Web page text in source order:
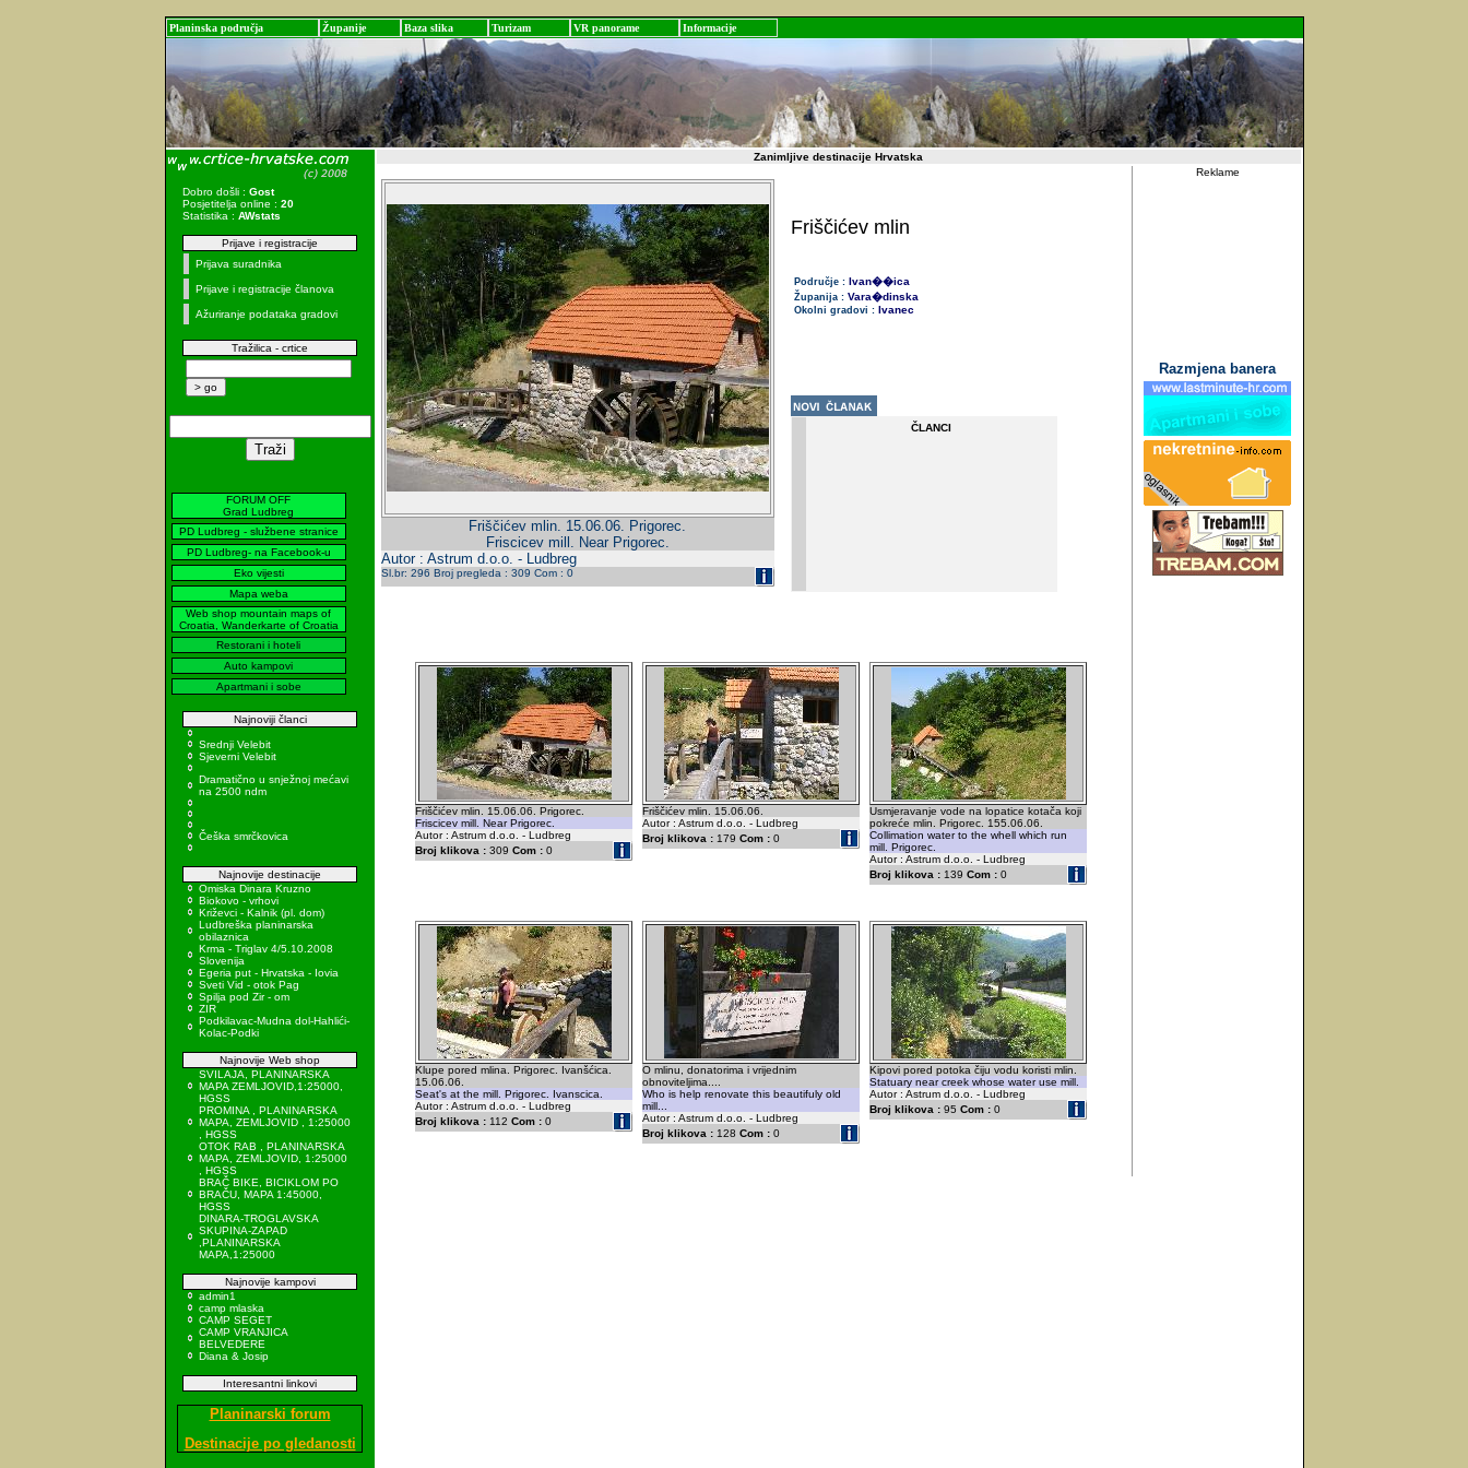
Planinska područja Županije Baza slika Turizam VR panorame Informacije
Dobro došli : Gost
Posjetitelja online : 20
Statistika : AWstats
Prijave i registracije
Prijava suradnika
Prijave i registracije članova
Ažuriranje podataka gradovi
Tražilica - crtice
FORUM OFF
Grad Ludbreg
PD Ludbreg - službene stranice
PD Ludbreg- na Facebook-u
Eko vijesti
Mapa weba
Web shop mountain maps of
Croatia, Wanderkarte of Croatia
Restorani i hoteli
Auto kampovi
Apartmani i sobe
Najnoviji članci
Srednji Velebit
Sjeverni Velebit
Dramatično u snježnoj mećavi
na 2500 ndm
Češka smrčkovica
Najnovije destinacije
Omiska Dinara Kruzno
Biokovo - vrhovi
Križevci - Kalnik (pl. dom)
Ludbreška planinarska
obilaznica
Krma - Triglav 4/5.10.2008
Slovenija
Egeria put - Hrvatska - Iovia
Sveti Vid - otok Pag
Spilja pod Zir - om
ZIR
Podkilavac-Mudna dol-Hahlići-
Kolac-Podki
Najnovije Web shop
SVILAJA, PLANINARSKA
MAPA ZEMLJOVID,1:25000,
HGSS
PROMINA , PLANINARSKA
MAPA, ZEMLJOVID , 1:25000
, HGSS
OTOK RAB , PLANINARSKA
MAPA, ZEMLJOVID, 1:25000
, HGSS
BRAČ BIKE, BICIKLOM PO
BRAČU, MAPA 1:45000,
HGSS
DINARA-TROGLAVSKA
SKUPINA-ZAPAD
,PLANINARSKA
MAPA,1:25000
Najnovije kampovi
admin1
camp mlaska
CAMP SEGET
CAMP VRANJICA
BELVEDERE
Diana & Josip
Interesantni linkovi
Planinarski forum
Destinacije po gledanosti
Zanimljive destinacije Hrvatska
Friščićev mlin. 15.06.06. Prigorec.
Friscicev mill. Near Prigorec.
Autor : Astrum d.o.o. - Ludbreg
Sl.br: 296 Broj pregleda : 309 Com : 0
Friščićev mlin
Područje : Ivan��ica
Županija : Vara�dinska
Okolni gradovi : Ivanec
ČLANCI
Friščićev mlin. 15.06.06. Prigorec.
Friscicev mill. Near Prigorec.
Autor : Astrum d.o.o. - Ludbreg
Broj klikova : 309 Com : 0
Friščićev mlin. 15.06.06.
Autor : Astrum d.o.o. - Ludbreg
Broj klikova : 179 Com : 0
Usmjeravanje vode na lopatice kotača koji
pokreće mlin. Prigorec. 155.06.06.
Collimation water to the whell which run
mill. Prigorec.
Autor : Astrum d.o.o. - Ludbreg
Broj klikova : 139 Com : 0
Klupe pored mlina. Prigorec. Ivanšćica.
15.06.06.
Seat's at the mill. Prigorec. Ivanscica.
Autor : Astrum d.o.o. - Ludbreg
Broj klikova : 112 Com : 0
O mlinu, donatorima i vrijednim
obnoviteljima....
Who is help renovate this beautifuly old
mill...
Autor : Astrum d.o.o. - Ludbreg
Broj klikova : 128 Com : 0
Kipovi pored potoka čiju vodu koristi mlin.
Statuary near creek whose water use mill.
Autor : Astrum d.o.o. - Ludbreg
Broj klikova : 95 Com : 0
Reklame
Razmjena banera